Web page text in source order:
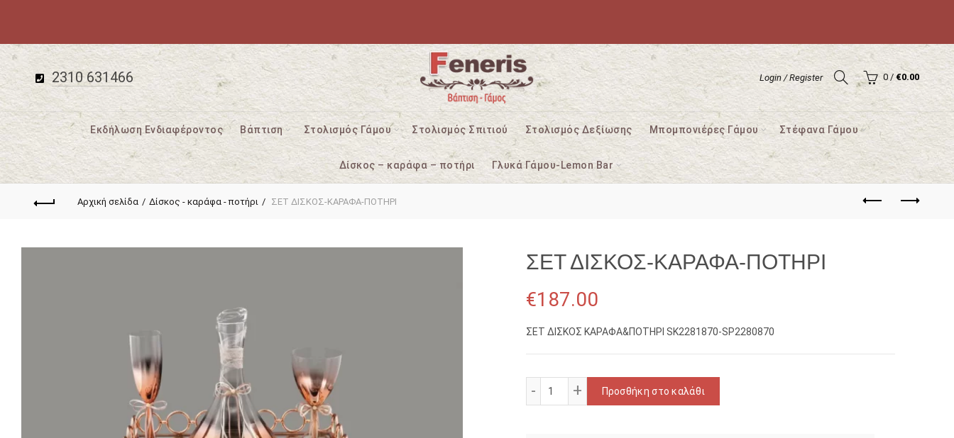
2310 631466 Login / Register 0 / €0.00
Εκδήλωση Ενδιαφέροντος Βάπτιση Στολισμός Γάμου Στολισμός Σπιτιού Στολισμός Δεξίωσης Μπομπονιέρες Γάμου Στέφανα Γάμου
Δίσκος – καράφα – ποτήρι Γλυκά Γάμου-Lemon Bar
Αρχική σελίδα Δίσκος - καράφα - ποτήρι ΣΕΤ ΔΙΣΚΟΣ-ΚΑΡΑΦΑ-ΠΟΤΗΡΙ
ΣΕΤ ΔΙΣΚΟΣ-ΚΑΡΑΦΑ-ΠΟΤΗΡΙ
€187.00
ΣΕΤ ΔΙΣΚΟΣ ΚΑΡΑΦΑ&ΠΟΤΗΡΙ SK2281870-SP2280870
ΣΕΤ ΔΙΣΚΟΣ-ΚΑΡΑΦΑ-ΠΟΤΗΡΙ ποσότητα
Προσθήκη στο καλάθι